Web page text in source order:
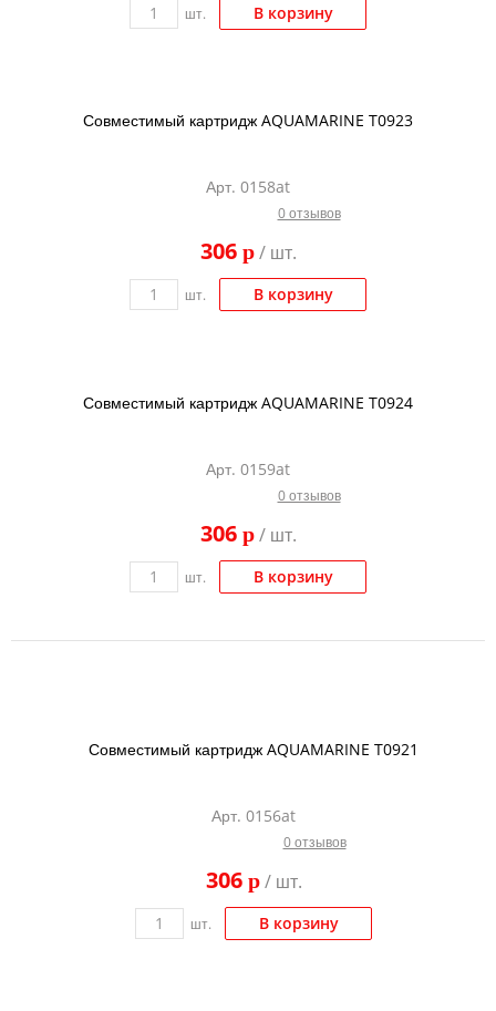
шт. В корзину
Совместимый картридж AQUAMARINE T0923
Арт. 0158at
0 отзывов
306 p/ шт.
шт. В корзину
Совместимый картридж AQUAMARINE T0924
Арт. 0159at
0 отзывов
306 p/ шт.
шт. В корзину
Совместимый картридж AQUAMARINE T0921
Арт. 0156at
0 отзывов
306 p/ шт.
шт. В корзину